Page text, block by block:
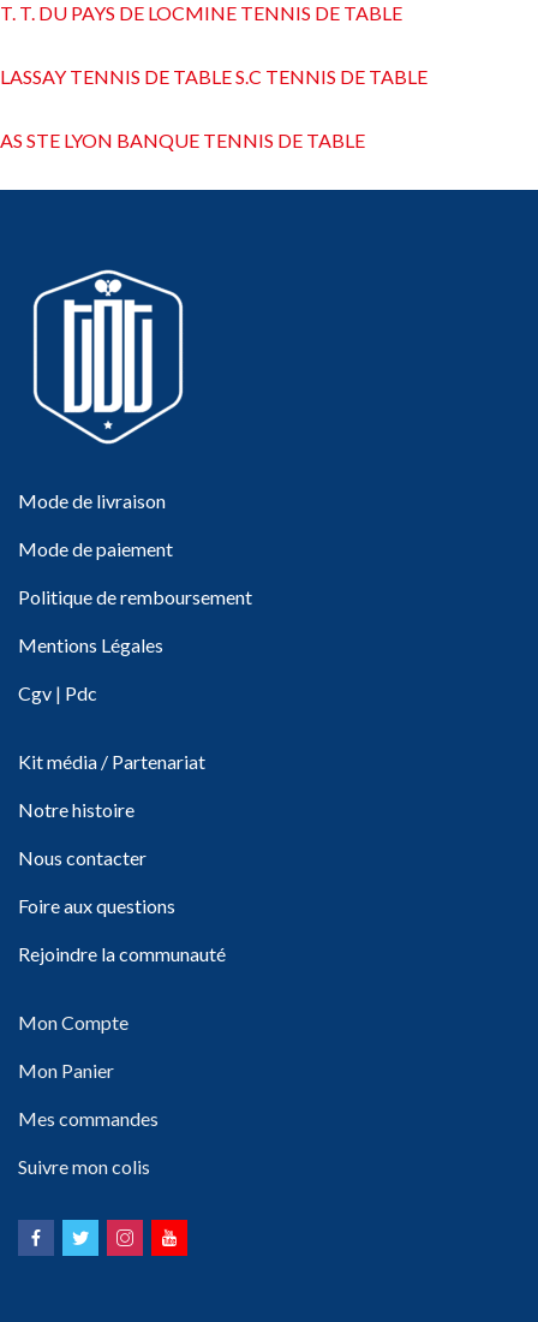
T. T. DU PAYS DE LOCMINE TENNIS DE TABLE
LASSAY TENNIS DE TABLE S.C TENNIS DE TABLE
AS STE LYON BANQUE TENNIS DE TABLE
Mode de livraison
Mode de paiement
Politique de remboursement
Mentions Légales
Cgv | Pdc
Kit média / Partenariat
Notre histoire
Nous contacter
Foire aux questions
Rejoindre la communauté
Mon Compte
Mon Panier
Mes commandes
Suivre mon colis